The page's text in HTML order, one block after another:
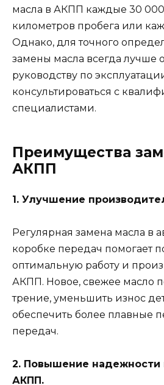
масла в АКПП каждые 30
километров пробега или
Однако, для точного
замены масла всегда лучше
руководству по
консультироваться с
специалистами.
Преимущества
АКПП
1. Улучшение
Регулярная замена масла в
коробке передач помогает
оптимальную работу и
АКПП. Новое, свежее масло
трение, уменьшить износ
обеспечить более плавные
передач.
2. Повышение надежности
АКПП.